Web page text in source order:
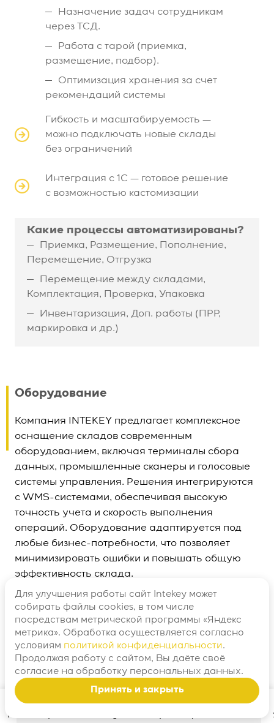
Назначение задач сотрудникам
через ТСД.
Работа с тарой (приемка,
размещение, подбор).
Оптимизация хранения за счет
рекомендаций системы
Гибкость и масштабируемость —
можно подключать новые склады
без ограничений
Интеграция с 1С — готовое решение
с возможностью кастомизации
Какие процессы автоматизированы?
Приемка, Размещение, Пополнение,
Перемещение, Отгрузка
Перемещение между складами,
Комплектация, Проверка, Упаковка
Инвентаризация, Доп. работы (ПРР,
маркировка и др.)
Оборудование
Компания INTEKEY предлагает комплексное
оснащение складов современным
оборудованием, включая терминалы сбора
данных, промышленные сканеры и голосовые
системы управления. Решения интегрируются
с WMS-системами, обеспечивая высокую
точность учета и скорость выполнения
операций. Оборудование адаптируется под
любые бизнес-потребности, что позволяет
минимизировать ошибки и повышать общую
эффективность склада.
Терминалы сбора данных
Портативный компьютер со встроенным
сканером штрихкода. Он применяется
для автоматизации товарного учета на
Главная
Для улучшения работы сайт Intekey может
собирать файлы cookies, в том числе
посредствам метрической программы «Яндекс
метрика». Обработка осуществляется согласно
условиям политикой конфиденциальности.
Продолжая работу с сайтом, Вы даёте своё
согласие на обработку персональных данных.
Принять и закрыть